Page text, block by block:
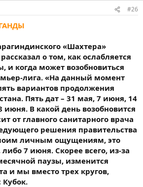
#26
«Шахтера»
о том, как ослабляется
и когда может возобновиться
лига. «На данный момент
вариантов продолжения
Пять дат – 31 мая, 7 июня, 14
В какой день возобновится
от главного санитарного врача
решения правительства
личным ощущениям, это
7 июня. Скорее всего, из-за
паузы, изменится
и мы вместо трех кругов,